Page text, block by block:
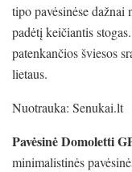
tipo pavėsinėse dažnai
padėtį keičiantis
patenkančios šviesos
lietaus.
Nuotrauka: Senukai.lt
Pavėsinė Domoletti
minimalistinės